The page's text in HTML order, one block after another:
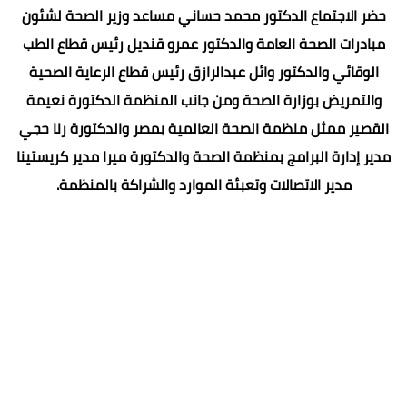
حضر الاجتماع الدكتور محمد حساني مساعد وزير الصحة لشئون
مبادرات الصحة العامة والدكتور عمرو قنديل رئيس قطاع الطب
الوقائي والدكتور وائل عبدالرازق رئيس قطاع الرعاية الصحية
والتمريض بوزارة الصحة ومن جانب المنظمة الدكتورة نعيمة
القصير ممثل منظمة الصحة العالمية بمصر والدكتورة رنا حجي
مدير إدارة البرامج بمنظمة الصحة والدكتورة ميرا مدير كريستينا
مدير الاتصالات وتعبئة الموارد والشراكة بالمنظمة.